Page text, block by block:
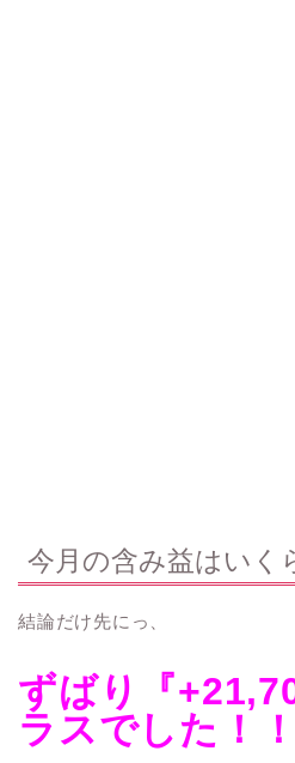
今月の含み益はいく
結論だけ先にっ、
ずばり『
ラスでした！！